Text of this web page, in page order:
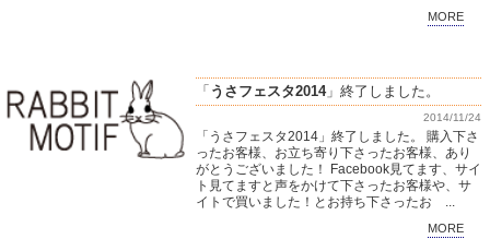
MORE
「 うさフェスタ2014」終了しました。
2014/11/24
「うさフェスタ2014」終了しました。 購入下さ
ったお客様、お立ち寄り下さったお客様、あり
がとうございました！ Facebook見てます、サイ
ト見てますと声をかけて下さったお客様や、サ
イトで買いました！とお持ち下さったお ...
MORE